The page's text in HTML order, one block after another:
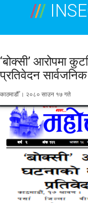
///
‘बोक्सी’ आरोपमा
प्रतिवेदन सार्वजनिक
काठमाडौँ । २०८० साउन १७ गते